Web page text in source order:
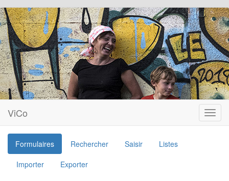
ViCo
Formulaires Rechercher Saisir
Listes
Importer
Exporter